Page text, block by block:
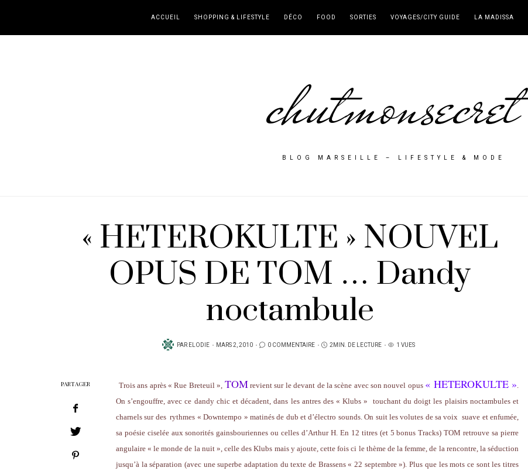
ACCUEIL SHOPPING & LIFESTYLE DÉCO FOOD SORTIES VOYAGES/CITY GUIDE LA MADISSA
chutmonsecret
BLOG MARSEILLE – LIFESTYLE & MODE
« HETEROKULTE » NOUVEL
OPUS DE TOM … Dandy
noctambule
PAR ELODIE
PUBLIÉ
MARS 2, 2010 0 COMMENTAIRE 2MIN. DE LECTURE 1 VUES
PARTAGER Trois ans après « Rue Breteuil », TOMrevient sur le devant de la scène avec son nouvel opus « HETEROKULTE ».
On s’engouffre, avec ce dandy chic et décadent, dans les antres des « Klubs »
touchant du doigt les plaisirs noctambules et
charnels sur des rythmes « Downtempo » matinés de dub et d’électro sounds. On suit les volutes de sa voix suave et enfumée,
sa poésie ciselée aux sonorités gainsbouriennes ou celles d’Arthur H. En 12 titres (et 5 bonus Tracks) TOM retrouve sa pierre
angulaire « le monde de la nuit », celle des Klubs mais y ajoute, cette fois ci le thème de la femme, de la rencontre, la séduction
jusqu’à la séparation (avec une superbe adaptation du texte de Brassens « 22 septembre »). Plus que les mots ce sont les titres